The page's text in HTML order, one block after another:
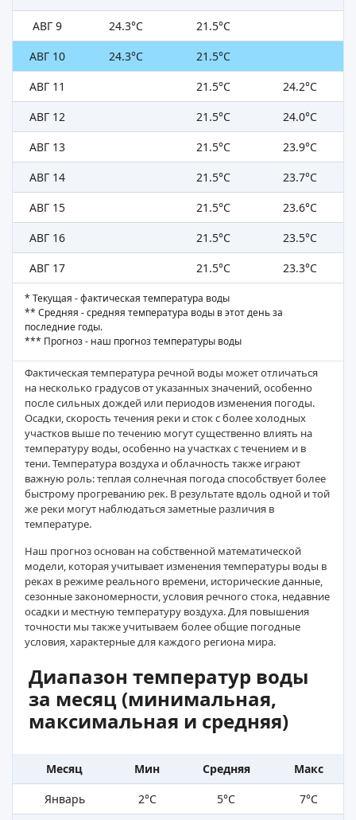
АВГ 9
24.3°C
21.5°C
АВГ 10
24.3°C
21.5°C
АВГ 11
21.5°C
24.2°C
АВГ 12
21.5°C
24.0°C
АВГ 13
21.5°C
23.9°C
АВГ 14
21.5°C
23.7°C
АВГ 15
21.5°C
23.6°C
АВГ 16
21.5°C
23.5°C
АВГ 17
21.5°C 23.3°C
* Текущая - фактическая температура воды
** Средняя - средняя температура воды в этот день за
последние годы.
*** Прогноз - наш прогноз температуры воды
Фактическая температура речной воды может отличаться
на несколько градусов от указанных значений, особенно
после сильных дождей или периодов изменения погоды.
Осадки, скорость течения реки и сток с более холодных
участков выше по течению могут существенно влиять на
температуру воды, особенно на участках с течением и в
тени. Температура воздуха и облачность также играют
важную роль: теплая солнечная погода способствует более
быстрому прогреванию рек. В результате вдоль одной и той
же реки могут наблюдаться заметные различия в
температуре.
Наш прогноз основан на собственной математической
модели, которая учитывает изменения температуры воды в
реках в режиме реального времени, исторические данные,
сезонные закономерности, условия речного стока, недавние
осадки и местную температуру воздуха. Для повышения
точности мы также учитываем более общие погодные
условия, характерные для каждого региона мира.
Диапазон температур воды
за месяц (минимальная,
максимальная и средняя)
Месяц Мин Средняя
Макс
Январь
2°C 5°C
7°C